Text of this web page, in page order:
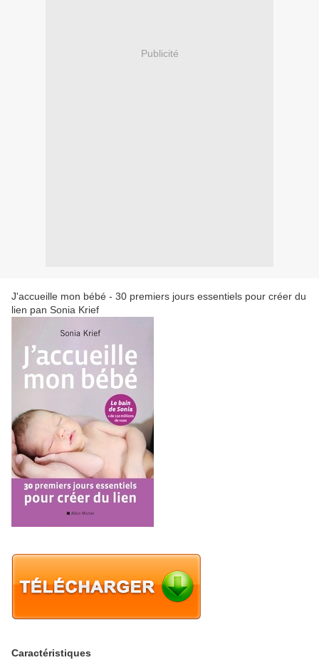
Publicité
J'accueille mon bébé - 30 premiers jours essentiels pour créer du
lien pan Sonia Krief
Caractéristiques